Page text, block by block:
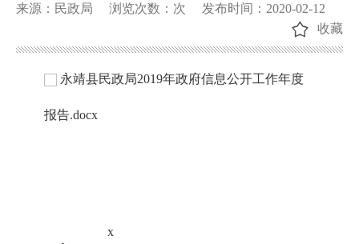
来源：民政局 浏览次数： 次
发布时间：2020-02-12
收藏
永靖县民政局2019年政府信息公开工作年度
报告.docx
x